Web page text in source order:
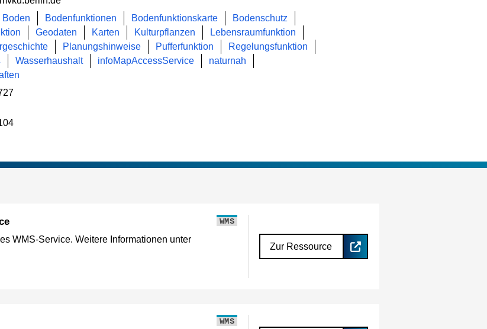
Boden Bodenfunktionen Bodenfunktionskarte
Bodenschutz
Geodaten Karten Kulturpflanzen
Lebensraumfunktion
Planungshinweise Pufferfunktion
Regelungsfunktion
Wasserhaushalt infoMapAccessService
naturnah
WMS
WMS-Service. Weitere Informationen unter
Zur Ressource
WMS